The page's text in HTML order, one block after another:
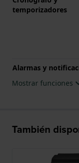
temporizadores
Alarmas y
Mostrar funciones
También